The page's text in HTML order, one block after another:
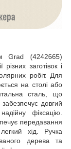
Grad (4242665)
заготівок і
робіт. Для
на столі або
сталь, що
довгий
фіксацію.
передавання
хід. Ручка
дерева та